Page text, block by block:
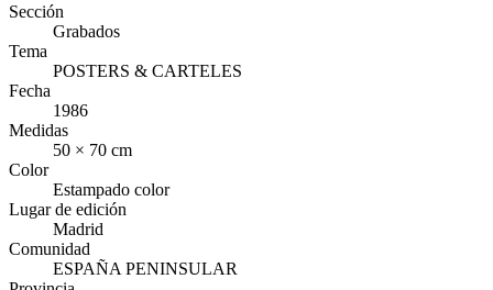
Sección
Grabados
Tema
POSTERS & CARTELES
Fecha
1986
Medidas
50 × 70 cm
Color
Estampado color
Lugar de edición
Madrid
Comunidad
ESPAÑA PENINSULAR